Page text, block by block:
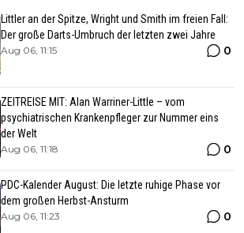
Littler an der Spitze, Wright und Smith im freien Fall:
Der große Darts-Umbruch der letzten zwei Jahre
Aug 06, 11:15 0
ZEITREISE MIT: Alan Warriner-Little – vom
psychiatrischen Krankenpfleger zur Nummer eins
der Welt
Aug 06, 11:18 0
PDC-Kalender August: Die letzte ruhige Phase vor
dem großen Herbst-Ansturm
Aug 06, 11:23 0